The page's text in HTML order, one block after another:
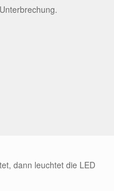
dann leuchtet die LED